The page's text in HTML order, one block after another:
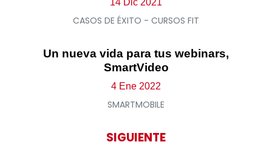
14 Dic 2021
CASOS DE ÉXITO - CURSOS FIT
Un nueva vida para tus webinars,
SmartVideo
4 Ene 2022
SMARTMOBILE
SIGUIENTE